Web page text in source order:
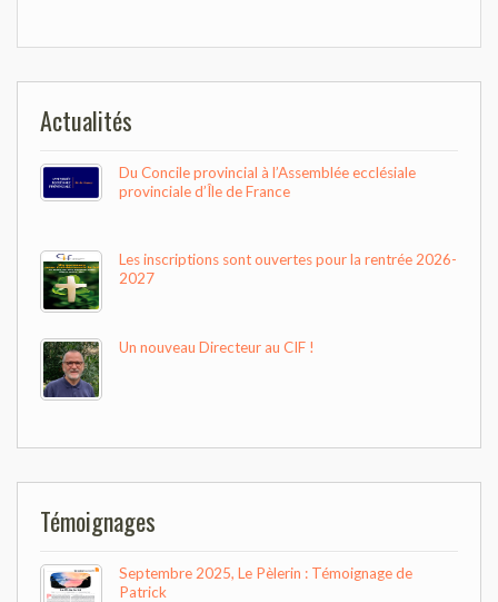
l’article
Actualités
Du Concile provincial à l’Assemblée ecclésiale
provinciale d’Île de France
Les inscriptions sont ouvertes pour la rentrée 2026-
2027
Un nouveau Directeur au CIF !
Témoignages
Septembre 2025, Le Pèlerin : Témoignage de
Patrick